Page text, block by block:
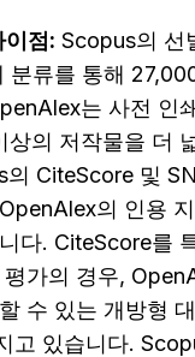
점: Scopus의 선
분류를 통해
는 사전 인
상의 저작물을 더
의 CiteScore 및
의 인용
다. CiteScore를
가의 경우,
수 있는 개방형
고 있습니다.